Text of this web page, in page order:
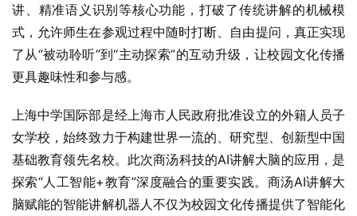
讲、精准语义识别等核心功能，打破了传统讲解的机械模
式，允许师生在参观过程中随时打断、自由提问，真正实现
了从“被动聆听”到“主动探索”的互动升级，让校园文化传播
更具趣味性和参与感。
上海中学国际部是经上海市人民政府批准设立的外籍人员子
女学校，始终致力于构建世界一流的、研究型、创新型中国
基础教育领先名校。此次商汤科技的AI讲解大脑的应用，是
探索“人工智能+教育”深度融合的重要实践。商汤AI讲解大
脑赋能的智能讲解机器人不仅为校园文化传播提供了智能化